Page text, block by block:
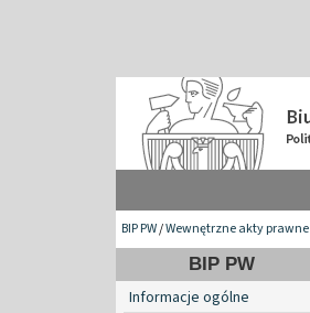
BIP PW/Wewnętrzne akty prawne
BIP PW
Informacje ogólne